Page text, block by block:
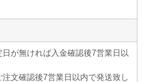
が無ければ入金確認後7営業日以
文確認後7営業日以内で発送致し